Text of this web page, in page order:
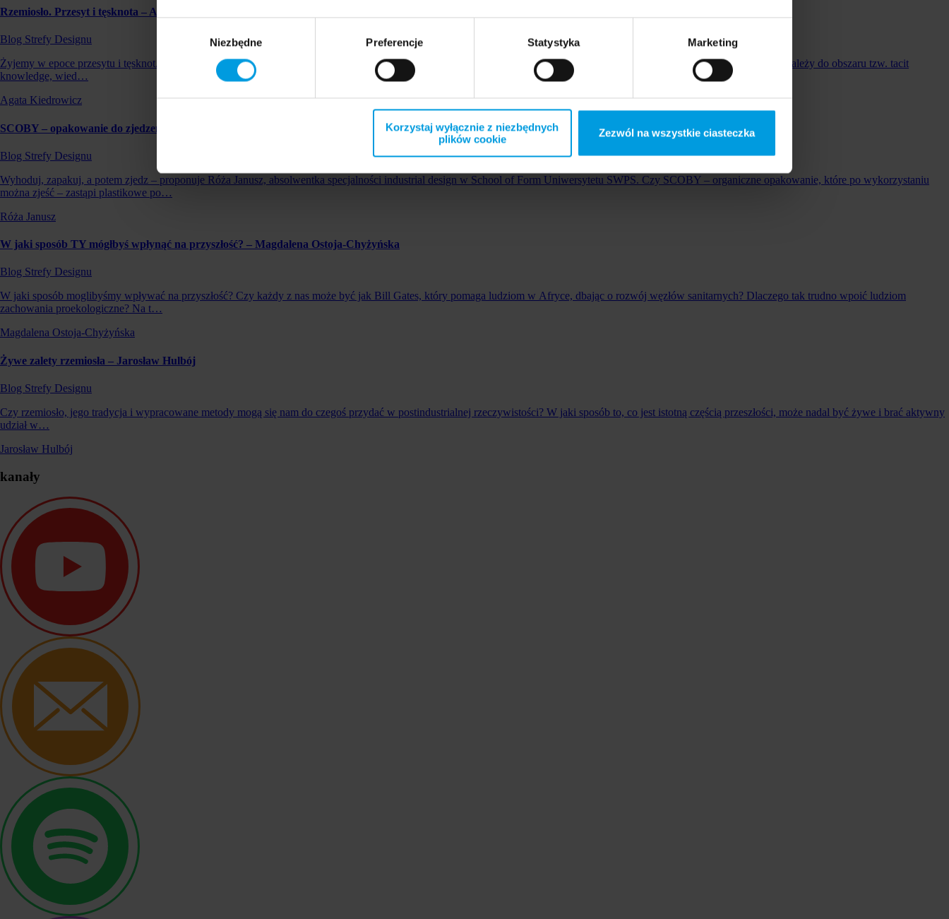
Niezbędne Preferencje Statystyka Marketing
Korzystaj wyłącznie z niezbędnych
plików cookie
Zezwól na wszystkie ciasteczka
Rzemiosło. Przesyt i tęsknota – Agata Kiedrowicz
Blog Strefy Designu
Żyjemy w epoce przesytu i tęsknot. W czasach nadprodukcji na nowo definiujemy więzi z przedmiotami, ludźmi i otoczeniem, szukając jakości i piękna. Wiedza rękodzielnicza należy do obszaru tzw. tacit
knowledge, wied…
Agata Kiedrowicz
SCOBY – opakowanie do zjedzenia. Czy zastąpi plastik?
Blog Strefy Designu
Wyhoduj, zapakuj, a potem zjedz – proponuje Róża Janusz, absolwentka specjalności industrial design w School of Form Uniwersytetu SWPS. Czy SCOBY – organiczne opakowanie, które po wykorzystaniu
można zjeść – zastąpi plastikowe po…
Róża Janusz
W jaki sposób TY mógłbyś wpłynąć na przyszłość? – Magdalena Ostoja-Chyżyńska
Blog Strefy Designu
W jaki sposób moglibyśmy wpływać na przyszłość? Czy każdy z nas może być jak Bill Gates, który pomaga ludziom w Afryce, dbając o rozwój węzłów sanitarnych? Dlaczego tak trudno wpoić ludziom
zachowania proekologiczne? Na t…
Magdalena Ostoja-Chyżyńska
Żywe zalety rzemiosła – Jarosław Hulbój
Blog Strefy Designu
Czy rzemiosło, jego tradycja i wypracowane metody mogą się nam do czegoś przydać w postindustrialnej rzeczywistości? W jaki sposób to, co jest istotną częścią przeszłości, może nadal być żywe i brać aktywny
udział w…
Jarosław Hulbój
kanały